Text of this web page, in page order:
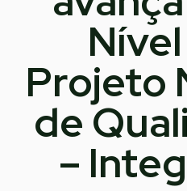
Projeto
de
–